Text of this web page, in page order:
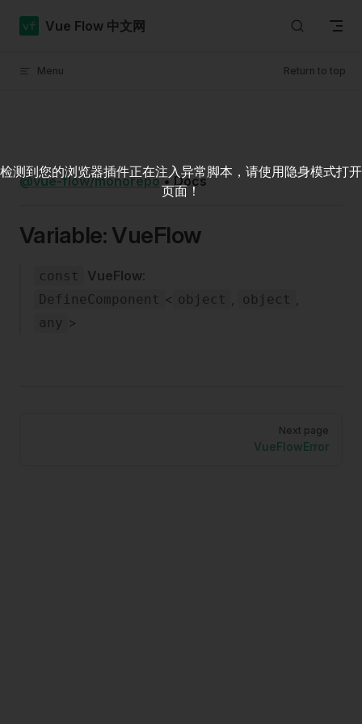
Skip to content
Vue Flow 中文网
Menu Return to top
@vue-flow/monorepo•Docs
Variable: VueFlow
const VueFlow:
DefineComponent < object , object ,
any >
Next page
VueFlowError
检测到您的浏览器插件正在注入异常脚本，请使用隐身模式打开
页面！